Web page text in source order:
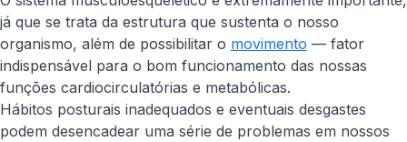
já que se trata da estrutura que sustenta o nosso
organismo, além de possibilitar o movimento — fator
indispensável para o bom funcionamento das nossas
funções cardiocirculatórias e metabólicas.
Hábitos posturais inadequados e eventuais desgastes
podem desencadear uma série de problemas em nossos